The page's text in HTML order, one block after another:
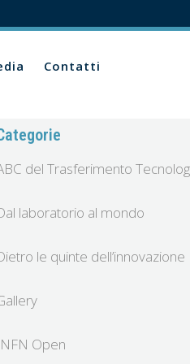
Contatti
del Trasferimento
laboratorio al mondo
le quinte dell’innovazione
Open